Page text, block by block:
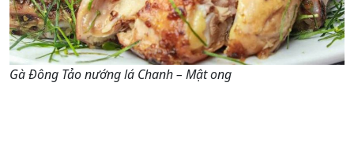
Gà Đông Tảo nướng lá Chanh – Mật ong